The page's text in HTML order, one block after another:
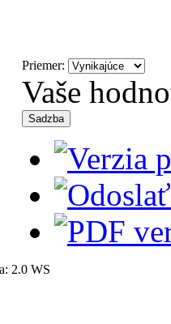
Priemer:
Vaše
2.0 WS